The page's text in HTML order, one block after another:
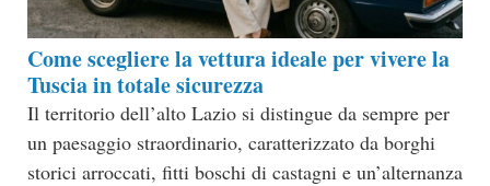
Come scegliere la vettura ideale per vivere la
Tuscia in totale sicurezza
Il territorio dell’alto Lazio si distingue da sempre per
un paesaggio straordinario, caratterizzato da borghi
storici arroccati, fitti boschi di castagni e un’alternanza